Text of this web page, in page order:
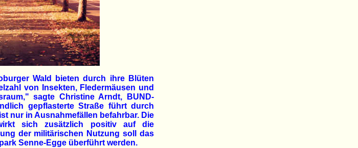
Wald bieten durch ihre Blüten
von Insekten, Fledermäusen und
sagte Christine Arndt, BUND-
gepflasterte Straße führt durch
nur in Ausnahmefällen befahrbar. Die
sich zusätzlich positiv auf die
der militärischen Nutzung soll das
Senne-Egge überführt werden.